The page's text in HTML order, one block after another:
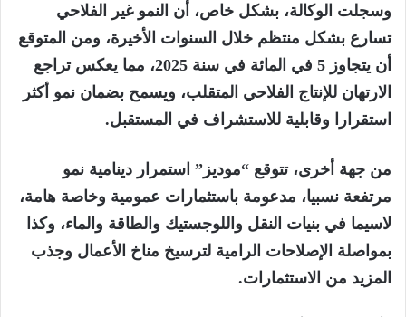
وسجلت الوكالة، بشكل خاص، أن النمو غير الفلاحي
تسارع بشكل منتظم خلال السنوات الأخيرة، ومن المتوقع
أن يتجاوز 5 في المائة في سنة 2025، مما يعكس تراجع
الارتهان للإنتاج الفلاحي المتقلب، ويسمح بضمان نمو أكثر
استقرارا وقابلية للاستشراف في المستقبل.
من جهة أخرى، تتوقع “موديز” استمرار دينامية نمو
مرتفعة نسبيا، مدعومة باستثمارات عمومية وخاصة هامة،
لاسيما في بنيات النقل واللوجستيك والطاقة والماء، وكذا
بمواصلة الإصلاحات الرامية لترسيخ مناخ الأعمال وجذب
المزيد من الاستثمارات.